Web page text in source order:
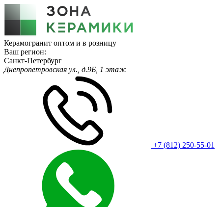
Керамогранит оптом и в розницу
Ваш регион:
Санкт-Петербург
Днепропетровская ул., д.9Б, 1 этаж
+7 (812) 250-55-01